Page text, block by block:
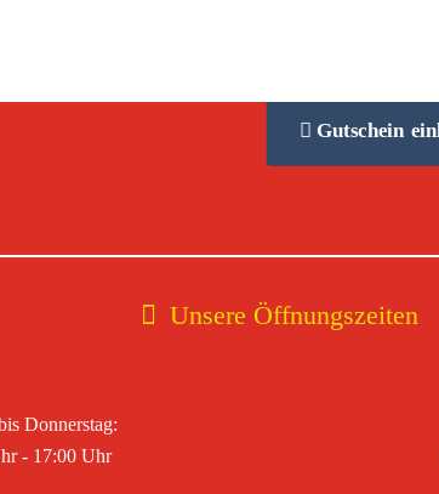
Gutschein
Unsere Öffnungszeiten
Donnerstag:
- 17:00 Uhr